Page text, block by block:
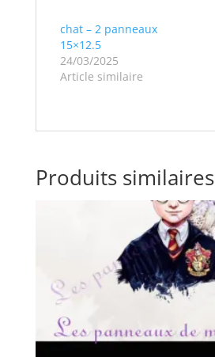
chat – 2 panneaux
15×12.5
24/03/2025
Article similaire
Produits similaires